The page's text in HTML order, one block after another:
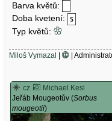
Barva květů:
Doba kvetení:
Typ květů:
Miloš Vymazal |
|
cz
Michael Kesl
Jeřáb Mougeotův (Sorbus
mougeotii)